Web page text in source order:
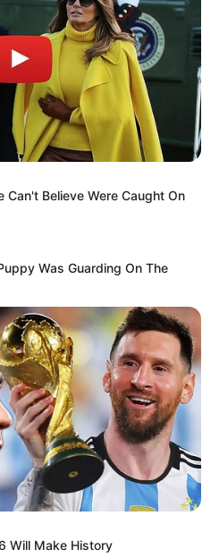
Can't Believe Were Caught On
Was Guarding On The
Will Make History